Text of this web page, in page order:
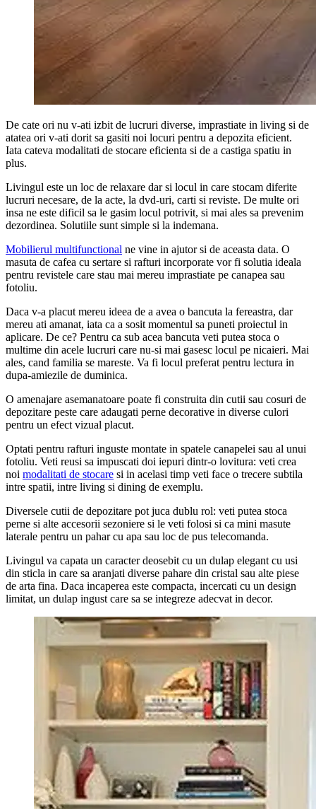
De cate ori nu v-ati izbit de lucruri diverse, imprastiate in living si de
atatea ori v-ati dorit sa gasiti noi locuri pentru a depozita eficient.
Iata cateva modalitati de stocare eficienta si de a castiga spatiu in
plus.
Livingul este un loc de relaxare dar si locul in care stocam diferite
lucruri necesare, de la acte, la dvd-uri, carti si reviste. De multe ori
insa ne este dificil sa le gasim locul potrivit, si mai ales sa prevenim
dezordinea. Solutiile sunt simple si la indemana.
Mobilierul multifunctional ne vine in ajutor si de aceasta data. O
masuta de cafea cu sertare si rafturi incorporate vor fi solutia ideala
pentru revistele care stau mai mereu imprastiate pe canapea sau
fotoliu.
Daca v-a placut mereu ideea de a avea o bancuta la fereastra, dar
mereu ati amanat, iata ca a sosit momentul sa puneti proiectul in
aplicare. De ce? Pentru ca sub acea bancuta veti putea stoca o
multime din acele lucruri care nu-si mai gasesc locul pe nicaieri. Mai
ales, cand familia se mareste. Va fi locul preferat pentru lectura in
dupa-amiezile de duminica.
O amenajare asemanatoare poate fi construita din cutii sau cosuri de
depozitare peste care adaugati perne decorative in diverse culori
pentru un efect vizual placut.
Optati pentru rafturi inguste montate in spatele canapelei sau al unui
fotoliu. Veti reusi sa impuscati doi iepuri dintr-o lovitura: veti crea
noi modalitati de stocare si in acelasi timp veti face o trecere subtila
intre spatii, intre living si dining de exemplu.
Diversele cutii de depozitare pot juca dublu rol: veti putea stoca
perne si alte accesorii sezoniere si le veti folosi si ca mini masute
laterale pentru un pahar cu apa sau loc de pus telecomanda.
Livingul va capata un caracter deosebit cu un dulap elegant cu usi
din sticla in care sa aranjati diverse pahare din cristal sau alte piese
de arta fina. Daca incaperea este compacta, incercati cu un design
limitat, un dulap ingust care sa se integreze adecvat in decor.